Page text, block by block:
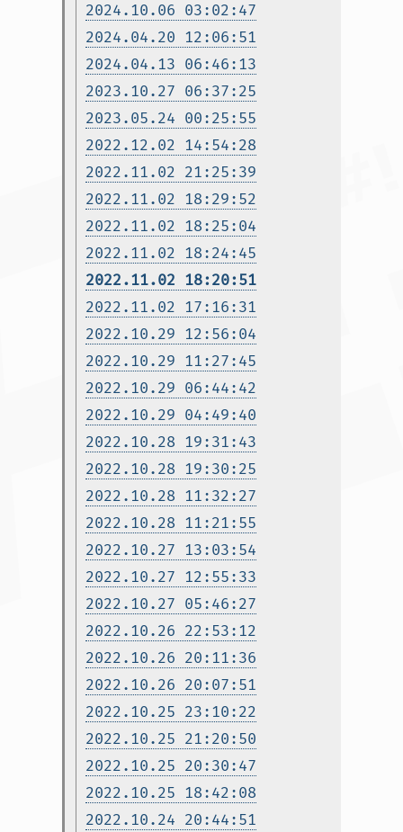
2024.10.06 03:02:47
2024.04.20 12:06:51
2024.04.13 06:46:13
2023.10.27 06:37:25
2023.05.24 00:25:55
2022.12.02 14:54:28
2022.11.02 21:25:39
2022.11.02 18:29:52
2022.11.02 18:25:04
2022.11.02 18:24:45
2022.11.02 18:20:51
2022.11.02 17:16:31
2022.10.29 12:56:04
2022.10.29 11:27:45
2022.10.29 06:44:42
2022.10.29 04:49:40
2022.10.28 19:31:43
2022.10.28 19:30:25
2022.10.28 11:32:27
2022.10.28 11:21:55
2022.10.27 13:03:54
2022.10.27 12:55:33
2022.10.27 05:46:27
2022.10.26 22:53:12
2022.10.26 20:11:36
2022.10.26 20:07:51
2022.10.25 23:10:22
2022.10.25 21:20:50
2022.10.25 20:30:47
2022.10.25 18:42:08
2022.10.24 20:44:51